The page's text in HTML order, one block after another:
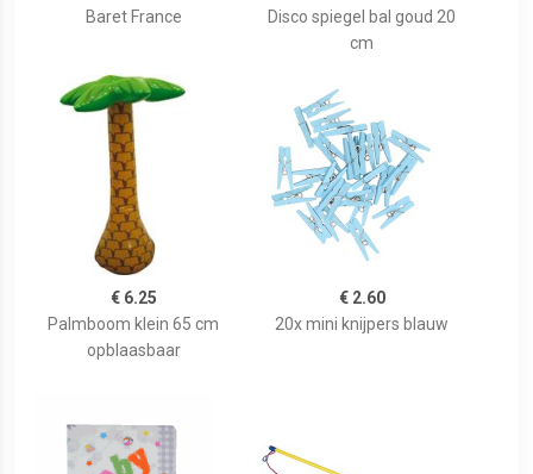
Baret France
Disco spiegel bal goud 20
cm
€ 6.25
Palmboom klein 65 cm
opblaasbaar
€ 2.60
20x mini knijpers blauw